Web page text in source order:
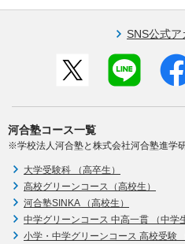
SNS公式ア
河合塾コース一覧
※学校法人河合塾と株式会社河合塾進学
大学受験科 （高卒生）
高校グリーンコース（高校生）
河合塾SINKA （高校生）
中学グリーンコース 中高一貫 （中学
小学・中学グリーンコース 高校受験